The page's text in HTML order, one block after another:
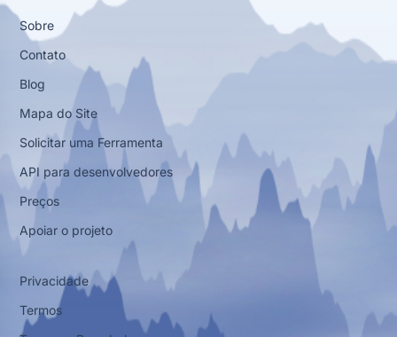
Sobre
Contato
Blog
Mapa do Site
Solicitar uma Ferramenta
API para desenvolvedores
Preços
Apoiar o projeto
Privacidade
Termos